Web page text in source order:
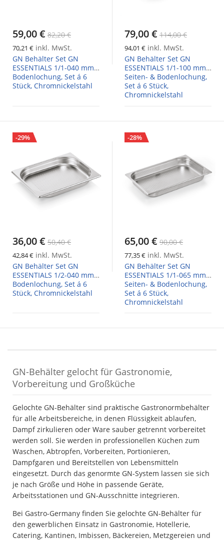
59,00 € 82,20 €
70,21 € inkl. MwSt.
GN Behälter Set GN
ESSENTIALS 1/1-040 mm,
Bodenlochung, Set á 6
Stück, Chromnickelstahl
79,00 € 114,00 €
94,01 € inkl. MwSt.
GN Behälter Set GN
ESSENTIALS 1/1-100 mm,
Seiten- & Bodenlochung,
Set á 6 Stück,
Chromnickelstahl
-29%
36,00 € 50,40 €
42,84 € inkl. MwSt.
GN Behälter Set GN
ESSENTIALS 1/2-040 mm,
Bodenlochung, Set á 6
Stück, Chromnickelstahl
-28%
65,00 € 90,00 €
77,35 € inkl. MwSt.
GN Behälter Set GN
ESSENTIALS 1/1-065 mm,
Seiten- & Bodenlochung,
Set á 6 Stück,
Chromnickelstahl
GN-Behälter gelocht für Gastronomie,
Vorbereitung und Großküche
Gelochte GN-Behälter sind praktische Gastronormbehälter
für alle Arbeitsbereiche, in denen Flüssigkeit ablaufen,
Dampf zirkulieren oder Ware sauber getrennt vorbereitet
werden soll. Sie werden in professionellen Küchen zum
Waschen, Abtropfen, Vorbereiten, Portionieren,
Dampfgaren und Bereitstellen von Lebensmitteln
eingesetzt. Durch das genormte GN-System lassen sie sich
je nach Größe und Höhe in passende Geräte,
Arbeitsstationen und GN-Ausschnitte integrieren.
Bei Gastro-Germany finden Sie gelochte GN-Behälter für
den gewerblichen Einsatz in Gastronomie, Hotellerie,
Catering, Kantinen, Imbissen, Bäckereien, Metzgereien und